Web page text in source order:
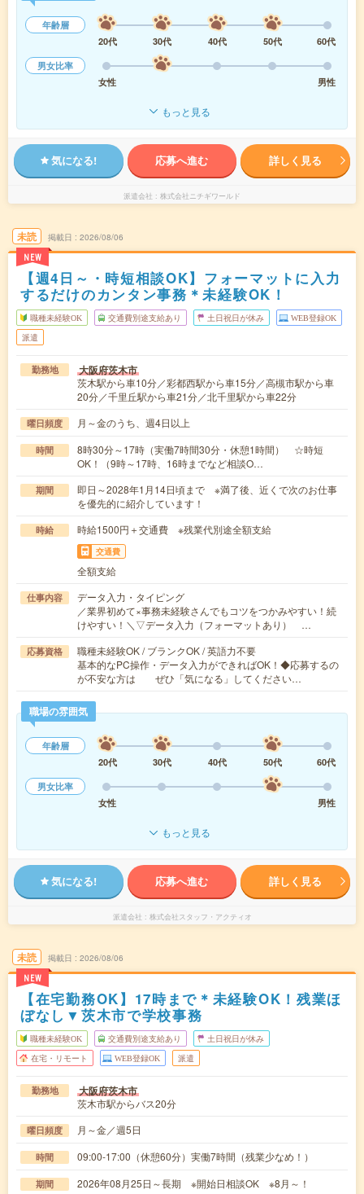
年齢層
20代
30代 40代 50代
60代
男女比率
女性
男性
もっと見る
気になる! 応募へ進む 詳しく見る
派遣会社 株式会社ニチギワールド
未読
NEW
掲載日 2026/08/06
【週4日～・時短相談OK】フォーマットに入力
するだけのカンタン事務＊未経験OK！
職種未経験OK 交通費別途支給あり 土日祝日が休み WEB登録OK
派遣
勤務地 大阪府茨木市
茨木駅から車10分／彩都西駅から車15分／高槻市駅から車
20分／千里丘駅から車21分／北千里駅から車22分
曜日頻度 月～金のうち、週4日以上
時間
8時30分～17時（実働7時間30分・休憩1時間） ☆時短
OK！（9時～17時、16時までなど相談O…
期間
即日～2028年1月14日頃まで ※満了後、近くで次のお仕事
を優先的に紹介しています！
時給 時給1500円＋交通費 ※残業代別途全額支給
交通費
全額支給
仕事内容
データ入力・タイピング
／業界初めて×事務未経験さんでもコツをつかみやすい！続
けやすい！＼▽データ入力（フォーマットあり） …
応募資格
職種未経験OK / ブランクOK / 英語力不要
基本的なPC操作・データ入力ができればOK！◆応募するの
が不安な方は ぜひ「気になる」してください…
職場の雰囲気
年齢層
20代
30代 40代 50代
60代
男女比率
女性
男性
もっと見る
気になる! 応募へ進む 詳しく見る
派遣会社 株式会社スタッフ・アクティオ
未読
NEW
掲載日 2026/08/06
【在宅勤務OK】17時まで＊未経験OK！残業ほ
ぼなし▼茨木市で学校事務
職種未経験OK 交通費別途支給あり 土日祝日が休み
在宅・リモート WEB登録OK 派遣
勤務地 大阪府茨木市
茨木市駅からバス20分
曜日頻度 月～金／週5日
時間 09:00-17:00（休憩60分）実働7時間（残業少なめ！）
期間 2026年08月25日～長期 ※開始日相談OK ※8月～！